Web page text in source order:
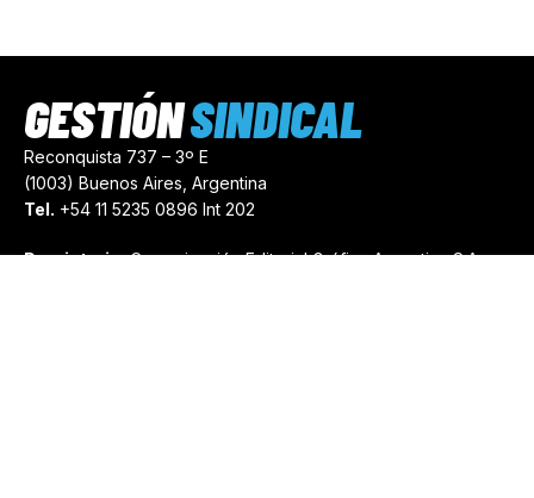
Reconquista 737 – 3º E
(1003) Buenos Aires, Argentina
Tel. +54 11 5235 0896 Int 202
Propietario:Comunicación Editorial Gráfica Argentina S.A.
GESTIÓNSINDICAL